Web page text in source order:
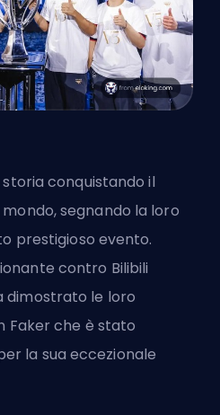
conquistando il
segnando la loro
prestigioso evento.
contro Bilibili
dimostrato le loro
Faker che è stato
la sua eccezionale